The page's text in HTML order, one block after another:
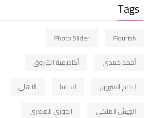
Tags
Flourish
Photo Slider
أحمد حمدي
أكاديمية الشروق
إعلام الشروق
اسبانيا
الاهلي
الجيش الملكي
الدوري المصري